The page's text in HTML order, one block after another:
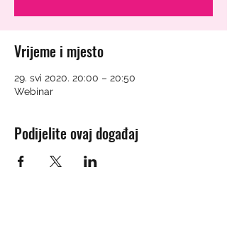
Vrijeme i mjesto
29. svi 2020. 20:00 – 20:50
Webinar
Podijelite ovaj događaj